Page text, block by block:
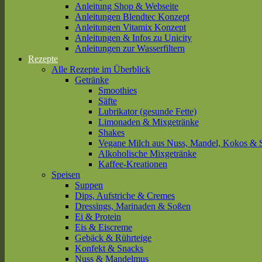
Anleitung Shop & Webseite
Anleitungen Blendtec Konzept
Anleitungen Vitamix Konzept
Anleitungen & Infos zu Unicity
Anleitungen zur Wasserfiltern
Rezepte
Alle Rezepte im Überblick
Getränke
Smoothies
Säfte
Lubrikator (gesunde Fette)
Limonaden & Mixgetränke
Shakes
Vegane Milch aus Nuss, Mandel, Kokos &
Alkoholische Mixgetränke
Kaffee-Kreationen
Speisen
Suppen
Dips, Aufstriche & Cremes
Dressings, Marinaden & Soßen
Ei & Protein
Eis & Eiscreme
Gebäck & Rührteige
Konfekt & Snacks
Nuss & Mandelmus